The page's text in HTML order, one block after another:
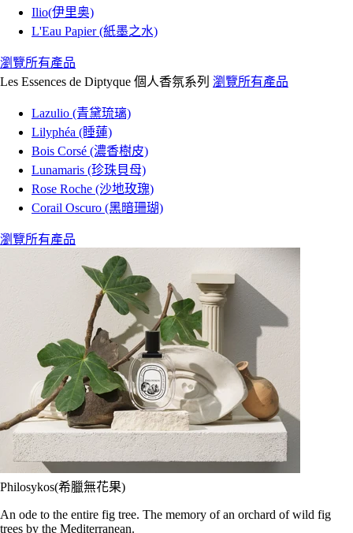
Ilio(伊里奥)
L'Eau Papier (紙墨之水)
瀏覽所有產品
Les Essences de Diptyque 個人香氛系列 瀏覽所有產品
Lazulio (青黛琉璃)
Lilyphéa (睡蓮)
Bois Corsé (濃香樹皮)
Lunamaris (珍珠貝母)
Rose Roche (沙地玫瑰)
Corail Oscuro (黑暗珊瑚)
瀏覽所有產品
Philosykos(希臘無花果)
An ode to the entire fig tree. The memory of an orchard of wild fig
trees by the Mediterranean.